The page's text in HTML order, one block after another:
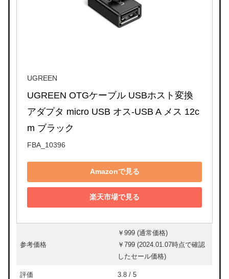
UGREEN
UGREEN OTGケーブル USBホスト変換
アダプタ micro USB オス-USB A メス 12c
m ブラック
FBA_10396
Amazonで見る
楽天市場で見る
参考価格
￥999 (通常価格)
￥799 (2024.01.07時点で確認
したセール価格)
評価 3.8 / 5